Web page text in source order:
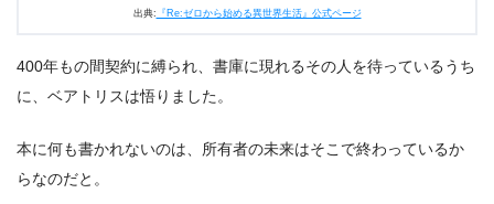
出典: 『Re:ゼロから始める異世界生活』公式ページ
400年もの間契約に縛られ、書庫に現れるその人を待っているうち
に、ベアトリスは悟りました。
本に何も書かれないのは、所有者の未来はそこで終わっているか
らなのだと。